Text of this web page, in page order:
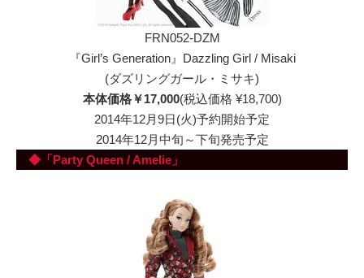
FRN052-DZM
『Girl’s Generation』Dazzling Girl / Misaki
(ダズリングガール・ミサキ)
本体価格￥17,000(税込価格 ¥18,700)
2014年12月9日(火)予約開始予定
2014年12月中旬～下旬発売予定
◆「Party Queen / Amelie」